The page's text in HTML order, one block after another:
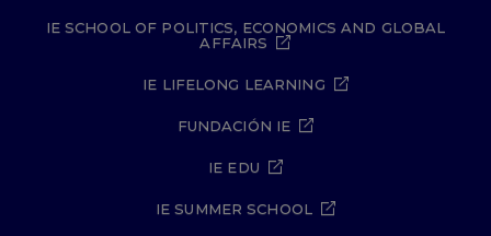
IE SCHOOL OF POLITICS, ECONOMICS AND GLOBAL
AFFAIRS
IE LIFELONG LEARNING
FUNDACIÓN IE
IE EDU
IE SUMMER SCHOOL